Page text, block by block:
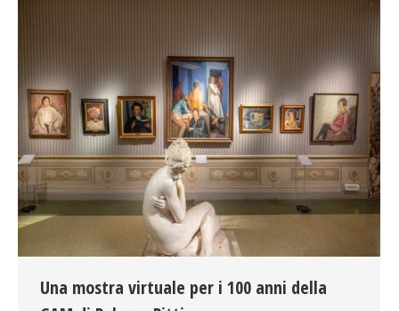
Una mostra virtuale per i 100 anni della